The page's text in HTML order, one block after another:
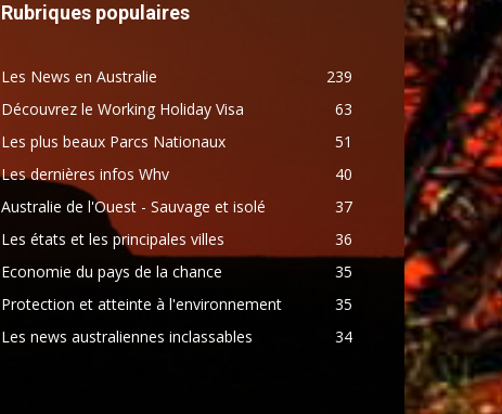
Rubriques populaires
Les News en Australie
239
Découvrez le Working Holiday Visa
63
Les plus beaux Parcs Nationaux
51
Les dernières infos Whv
40
Australie de l'Ouest - Sauvage et isolé
37
Les états et les principales villes
36
Economie du pays de la chance
35
Protection et atteinte à l'environnement
35
Les news australiennes inclassables
34